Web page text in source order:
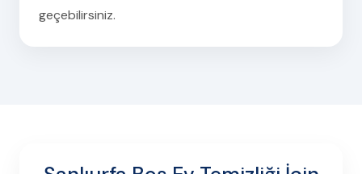
geçebilirsiniz.